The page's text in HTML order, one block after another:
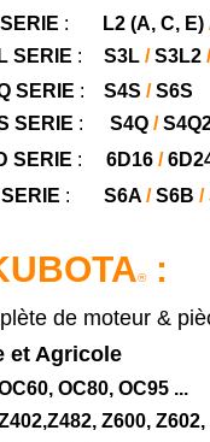
: L2 (A, C, E)
SERIE : S3L /S3L2 /
SERIE : S4S /S6S
SERIE : S4Q /
SERIE : 6D16 /
: S6A /S6B /
de moteur &
et Agricole
OC80, OC95 ...
Z600, Z602,
®: